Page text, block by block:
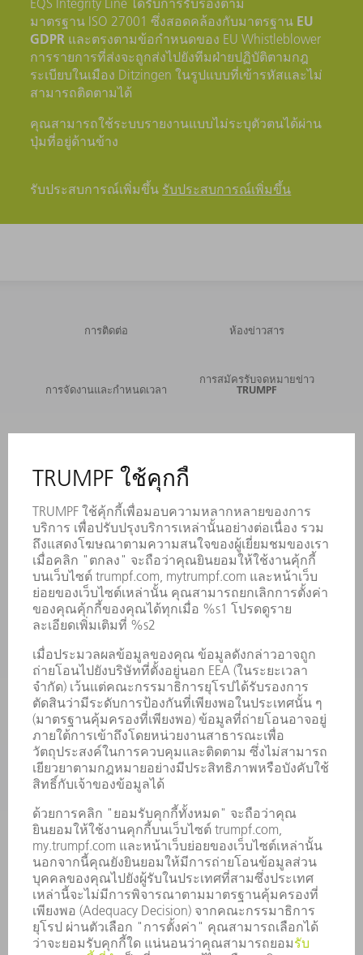
EQS Integrity Line ได้รับการรับรองตาม
มาตรฐาน ISO 27001 ซึ่งสอดคล้องกับมาตรฐาน EU
GDPR และตรงตามข้อกำหนดของ EU Whistleblower
การรายการที่ส่งจะถูกส่งไปยังทีมฝ่ายปฏิบัติตามกฎ
ระเบียบในเมือง Ditzingenในรูปแบบที่เข้ารหัสและไม่
สามารถติดตามได้
คุณสามารถใช้ระบบรายงานแบบไม่ระบุตัวตนได้ผ่าน
ปุ่มที่อยู่ด้านข้าง
รับประสบการณ์เพิ่มขึ้น รับประสบการณ์เพิ่มขึ้น
การติดต่อ ห้องข่าวสาร
การจัดงานและกำหนดเวลา
การสมัครรับจดหมายข่าว
TRUMPF
บริการออนไลน์
สถานที่ตั้ง
การจัดงานและกำหนดเวลา
การลงทะเบียนรับหนังสือพิมพ์
แผ่นข้อมูลด้านความปลอดภัย
ผลิตภัณฑ์
เครื่องจักร & ระบบ
เลเซอร์
เพาเวอร์อิเล็กทรอนิกส์
โรงงานอัจฉริยะ
ซอฟต์แวร์
บริการ
การใช้งาน
อุตสาหกรรมต่าง ๆ
บริษัท
อาชีพ
ข้อเสนอตำแหน่งงาน
โปรไฟล์บริษัท
รายงานประจำปี
หลักการดำเนินธุรกิจของบริษัท
การปฏิบัติตามมาตรฐาน
ระบบแจ้งเบาะแส
การรักษาความปลอดภัย
ข่าวประชาสัมพันธ์
แม็กกาซีน
ความยั่งยืน
สิ่งแวดล้อมและการปรับอากาศ